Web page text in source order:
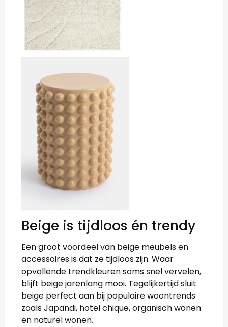
Beige is tijdloos én trendy
Een groot voordeel van beige meubels en
accessoires is dat ze tijdloos zijn. Waar
opvallende trendkleuren soms snel vervelen,
blijft beige jarenlang mooi. Tegelijkertijd sluit
beige perfect aan bij populaire woontrends
zoals Japandi, hotel chique, organisch wonen
en naturel wonen.